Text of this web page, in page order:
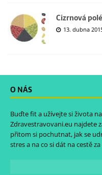
Cizrnová
13. dubna
O NÁS
Buďte fit a užívejte si života
Zdravestravovani.eu najdete
přitom si pochutnat, jak se
stres a na co si dát na cestě